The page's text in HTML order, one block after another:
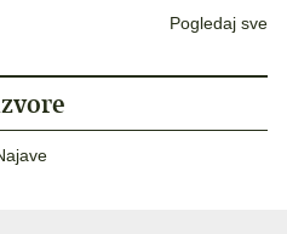
Pogledaj sve